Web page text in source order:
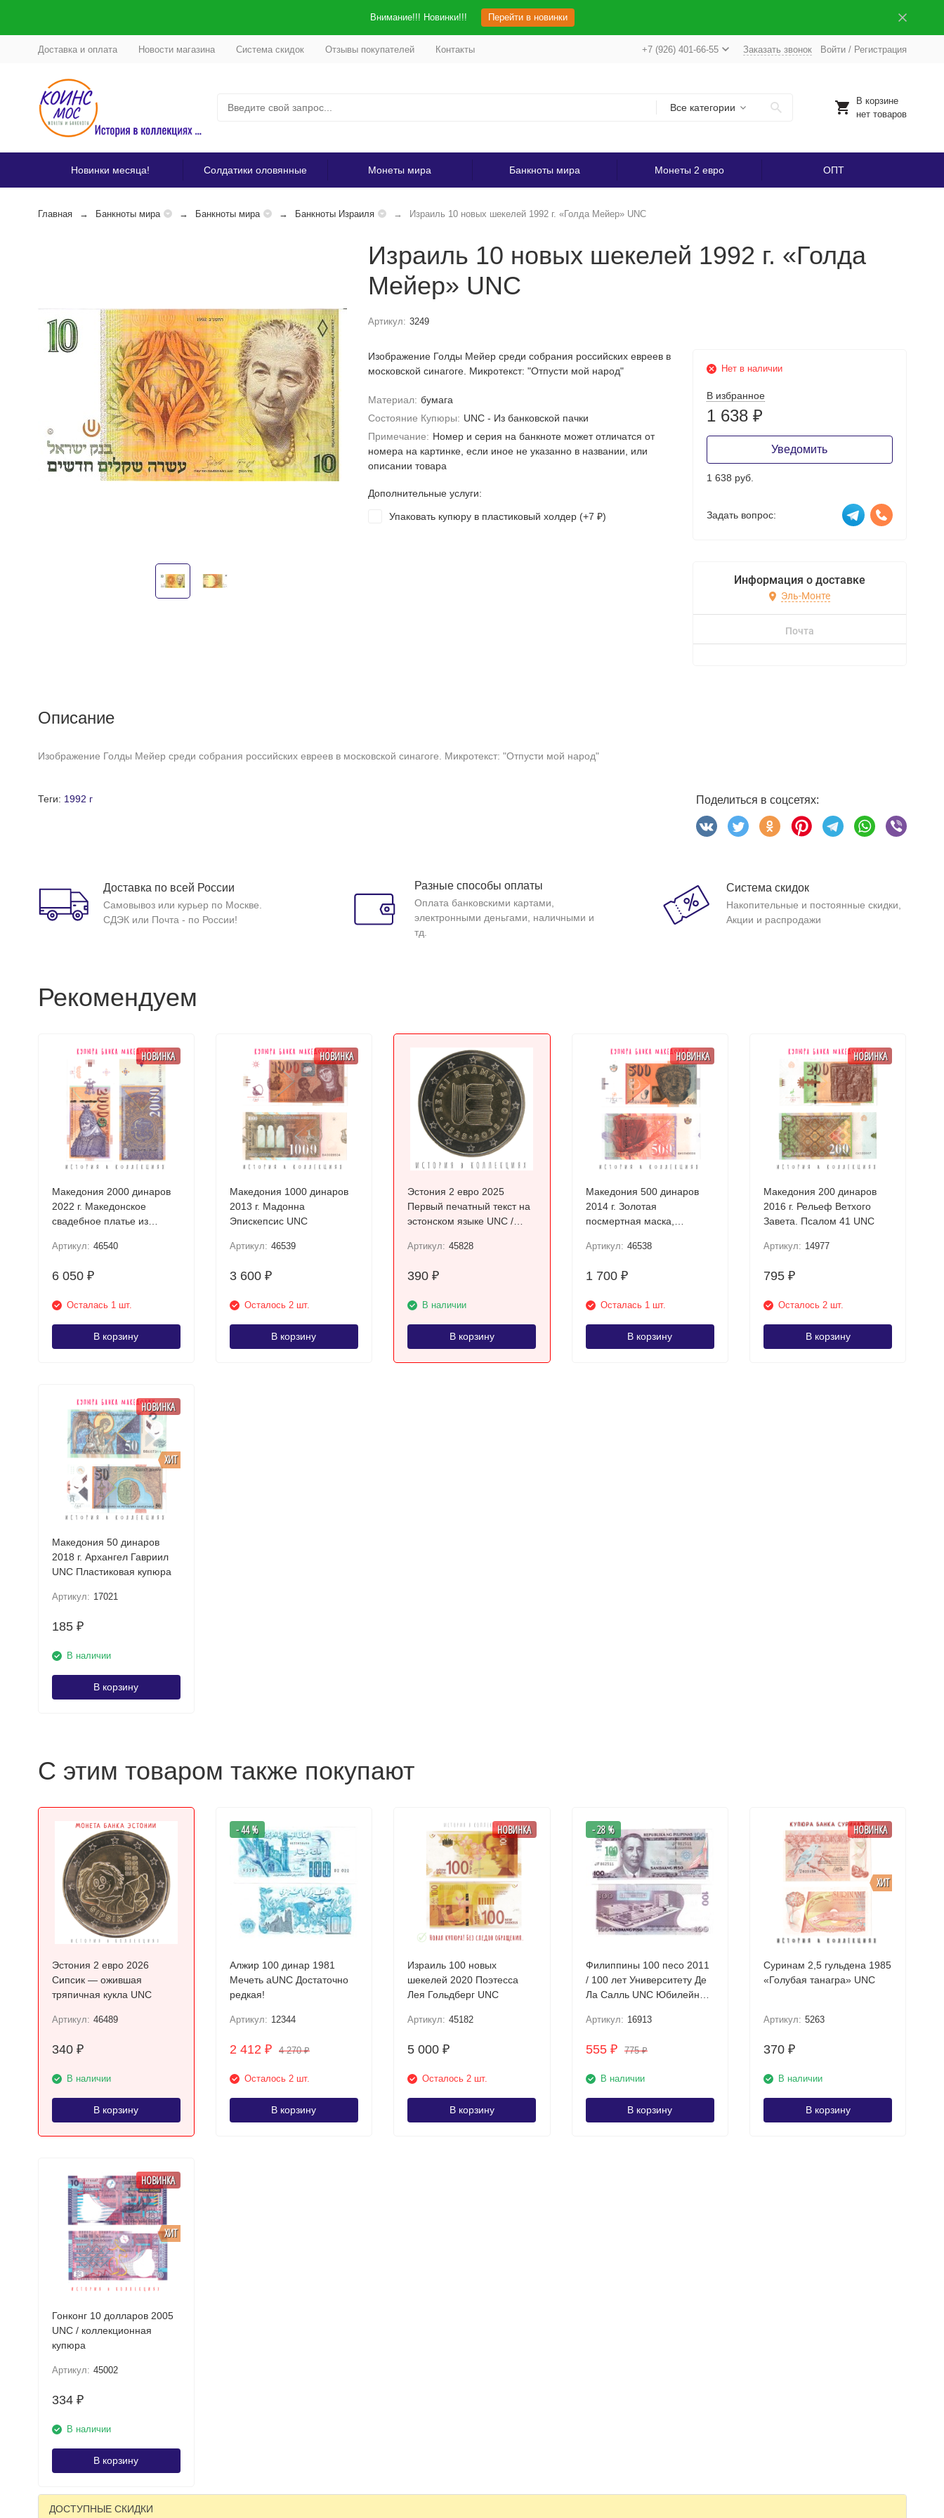
Внимание!!! Новинки!!! Перейти в новинки
Доставка и оплата Новости магазина Система скидок Отзывы покупателей Контакты +7 (926) 401-66-55 Заказать звонок Войти/ Регистрация
Все категории
В корзине
нет товаров
Новинки месяца! Солдатики оловянные Монеты мира Банкноты мира Монеты 2 евро ОПТ
Главная Банкноты мира Банкноты мира Банкноты Израиля Израиль 10 новых шекелей 1992 г. «Голда Мейер» UNC
Израиль 10 новых шекелей 1992 г. «Голда
Мейер» UNC
Артикул: 3249
Изображение Голды Мейер среди собрания российских евреев в
московской синагоге. Микротекст: "Отпусти мой народ"
Материал: бумага
Состояние Купюры: UNC - Из банковской пачки
Примечание: Номер и серия на банкноте может отличатся от
номера на картинке, если иное не указанно в названии, или
описании товара
Дополнительные услуги:
Упаковать купюру в пластиковый холдер (+7 ₽)
Нет в наличии
В избранное
1 638 ₽
Уведомить
1 638 руб.
Задать вопрос:
Информация о доставке
Эль-Монте
Почта
Описание
Изображение Голды Мейер среди собрания российских евреев в московской синагоге. Микротекст: "Отпусти мой народ"
Теги: 1992 г Поделиться в соцсетях:
Доставка по всей России
Самовывоз или курьер по Москве.
СДЭК или Почта - по России!
Разные способы оплаты
Оплата банковскими картами,
электронными деньгами, наличными и
тд.
Система скидок
Накопительные и постоянные скидки,
Акции и распродажи
Рекомендуем
НОВИНКА
Македония 2000 динаров
2022 г. Македонское
свадебное платье из
Артикул: 46540
6 050 ₽
Осталась 1 шт.
В корзину
НОВИНКА
Македония 1000 динаров
2013 г. Мадонна
Эпискепсис UNC
Артикул: 46539
3 600 ₽
Осталось 2 шт.
В корзину
Эстония 2 евро 2025
Первый печатный текст на
эстонском языке UNC /
Артикул: 45828
390₽
В наличии
В корзину
НОВИНКА
Македония 500 динаров
2014 г. Золотая
посмертная маска,
Артикул: 46538
1 700 ₽
Осталась 1 шт.
В корзину
НОВИНКА
Македония 200 динаров
2016 г. Рельеф Ветхого
Завета. Псалом 41 UNC
Артикул: 14977
795₽
Осталось 2 шт.
В корзину
ХИТ
НОВИНКА
Македония 50 динаров
2018 г. Архангел Гавриил
UNC Пластиковая купюра
Артикул: 17021
185 ₽
В наличии
В корзину
С этим товаром также покупают
Эстония 2 евро 2026
Сипсик — ожившая
тряпичная кукла UNC
Артикул: 46489
340 ₽
В наличии
В корзину
- 44 %
Алжир 100 динар 1981
Мечеть аUNC Достаточно
редкая!
Артикул: 12344
2 412 ₽ 4 270₽
Осталось 2 шт.
В корзину
НОВИНКА
Израиль 100 новых
шекелей 2020 Поэтесса
Лея Гольдберг UNC
Артикул: 45182
5 000₽
Осталось 2 шт.
В корзину
- 28 %
Филиппины 100 песо 2011
/ 100 лет Университету Де
Ла Салль UNC Юбилейная!
Артикул: 16913
555 ₽ 775₽
В наличии
В корзину
ХИТ
НОВИНКА
Суринам 2,5 гульдена 1985
«Голубая танагра» UNC
Артикул: 5263
370₽
В наличии
В корзину
ХИТ
НОВИНКА
Гонконг 10 долларов 2005
UNC / коллекционная
купюра
Артикул: 45002
334 ₽
В наличии
В корзину
ДОСТУПНЫЕ СКИДКИ